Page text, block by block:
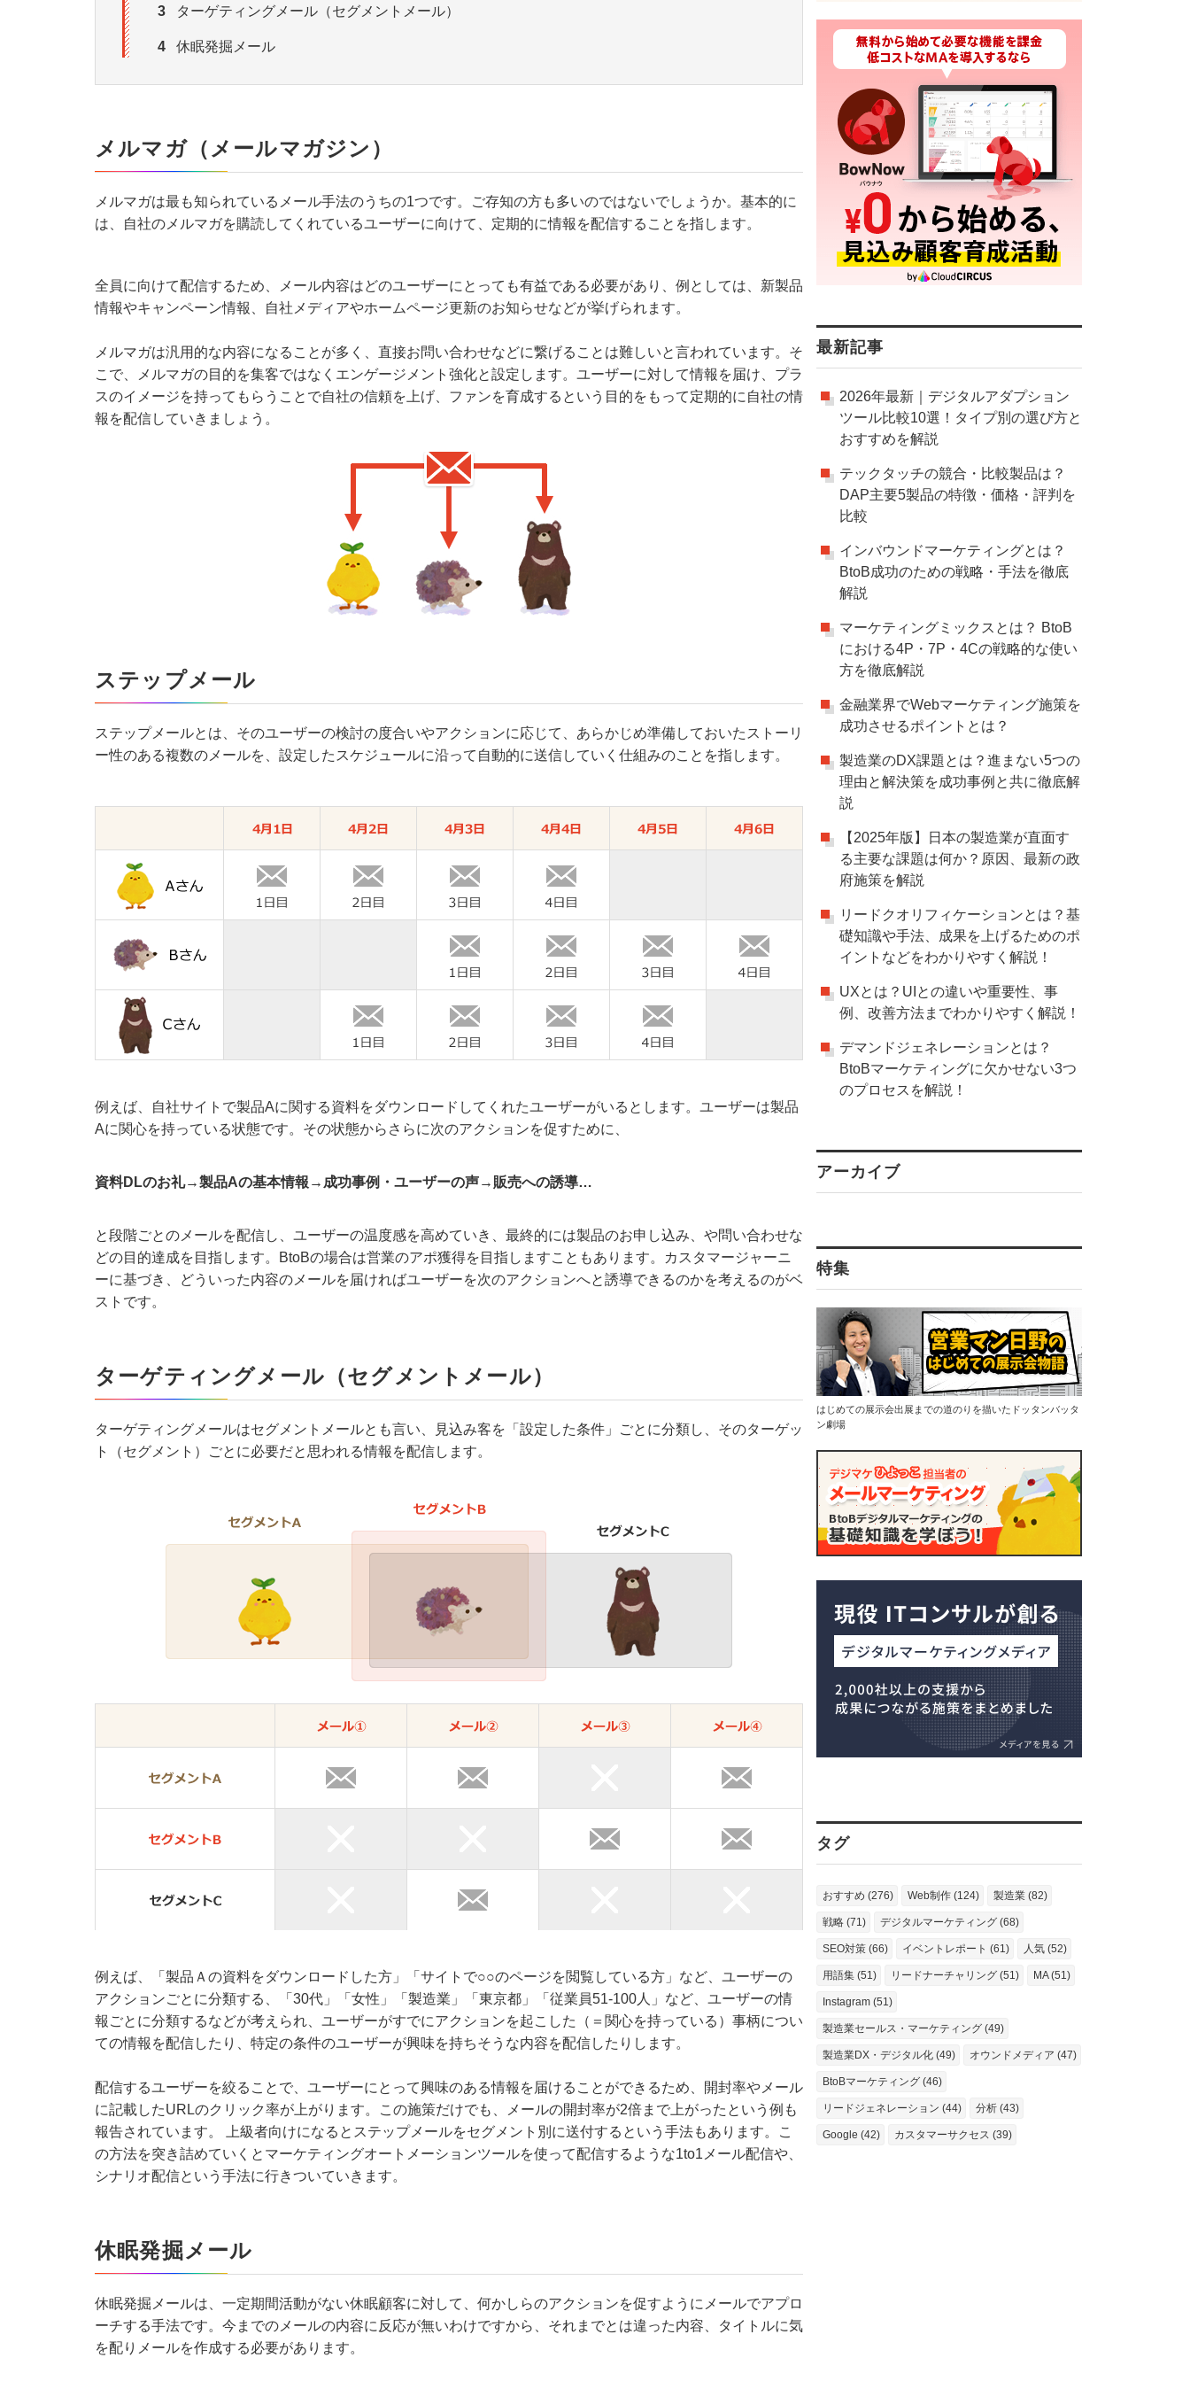
3 ターゲティングメール（セグメントメール）
4 休眠発掘メール
メルマガ（メールマガジン）
メルマガは最も知られているメール手法のうちの1つです。ご存知の方も多いのではないでしょうか。基本的に
は、自社のメルマガを購読してくれているユーザーに向けて、定期的に情報を配信することを指します。
全員に向けて配信するため、メール内容はどのユーザーにとっても有益である必要があり、例としては、新製品
情報やキャンペーン情報、自社メディアやホームページ更新のお知らせなどが挙げられます。
メルマガは汎用的な内容になることが多く、直接お問い合わせなどに繋げることは難しいと言われています。そ
こで、メルマガの目的を集客ではなくエンゲージメント強化と設定します。ユーザーに対して情報を届け、プラ
スのイメージを持ってもらうことで自社の信頼を上げ、ファンを育成するという目的をもって定期的に自社の情
報を配信していきましょう。
ステップメール
ステップメールとは、そのユーザーの検討の度合いやアクションに応じて、あらかじめ準備しておいたストーリ
ー性のある複数のメールを、設定したスケジュールに沿って自動的に送信していく仕組みのことを指します。
例えば、自社サイトで製品Aに関する資料をダウンロードしてくれたユーザーがいるとします。ユーザーは製品
Aに関心を持っている状態です。その状態からさらに次のアクションを促すために、
資料DLのお礼→製品Aの基本情報→成功事例・ユーザーの声→販売への誘導…
と段階ごとのメールを配信し、ユーザーの温度感を高めていき、最終的には製品のお申し込み、や問い合わせな
どの目的達成を目指します。BtoBの場合は営業のアポ獲得を目指しますこともあります。
カスタマージャーニ
ーに基づき、どういった内容のメールを届ければユーザーを次のアクションへと誘導できるのかを考えるのがベ
ストです。
ターゲティングメール（セグメントメール）
ターゲティングメールはセグメントメールとも言い、見込み客を「設定した条件」ごとに分類し、そのターゲッ
ト（セグメント）ごとに必要だと思われる情報を配信します。
例えば、「製品Ａの資料をダウンロードした方」「サイトで○○のページを閲覧している方」など、ユーザーの
アクションごとに分類する、「30代」「女性」「製造業」「東京都」「従業員51-100人」など、ユーザーの情
報ごとに分類するなどが考えられ、ユーザーがすでにアクションを起こした（＝関心を持っている）事柄につい
ての情報を配信したり、特定の条件のユーザーが興味を持ちそうな内容を配信したりします。
配信するユーザーを絞ることで、ユーザーにとって興味のある情報を届けることができるため、開封率やメール
に記載したURLのクリック率が上がります。この施策だけでも、メールの開封率が2倍まで上がったという例も
報告されています。 上級者向けになるとステップメールをセグメント別に送付するという手法もあります。こ
の方法を突き詰めていくとマーケティングオートメーションツールを使って配信するような1to1メール配信や、
シナリオ配信という手法に行きついていきます。
休眠発掘メール
休眠発掘メールは、一定期間活動がない休眠顧客に対して、何かしらのアクションを促すようにメールでアプロ
ーチする手法です。今までのメールの内容に反応が無いわけですから、それまでとは違った内容、タイトルに気
を配りメールを作成する必要があります。
最新記事
2026年最新｜デジタルアダプション
ツール比較10選！タイプ別の選び方と
おすすめを解説
テックタッチの競合・比較製品は？
DAP主要5製品の特徴・価格・評判を
比較
インバウンドマーケティングとは？
BtoB成功のための戦略・手法を徹底
解説
マーケティングミックスとは？ BtoB
における4P・7P・4Cの戦略的な使い
方を徹底解説
金融業界でWebマーケティング施策を
成功させるポイントとは？
製造業のDX課題とは？進まない5つの
理由と解決策を成功事例と共に徹底解
説
【2025年版】日本の製造業が直面す
る主要な課題は何か？原因、最新の政
府施策を解説
リードクオリフィケーションとは？基
礎知識や手法、成果を上げるためのポ
イントなどをわかりやすく解説！
UXとは？UIとの違いや重要性、事
例、改善方法までわかりやすく解説！
デマンドジェネレーションとは？
BtoBマーケティングに欠かせない3つ
のプロセスを解説！
アーカイブ
特集
はじめての展示会出展までの道のりを描いたドッタンバッタ
ン劇場
タグ
おすすめ (276) Web制作 (124) 製造業 (82)
戦略 (71) デジタルマーケティング (68)
SEO対策 (66) イベントレポート (61) 人気 (52)
用語集 (51) リードナーチャリング (51) MA (51)
Instagram (51)
製造業セールス・マーケティング (49)
製造業DX・デジタル化 (49) オウンドメディア (47)
BtoBマーケティング (46)
リードジェネレーション (44) 分析 (43)
Google (42) カスタマーサクセス (39)